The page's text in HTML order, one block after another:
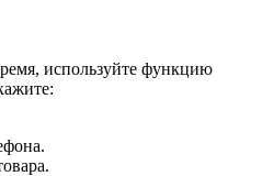
используйте функцию